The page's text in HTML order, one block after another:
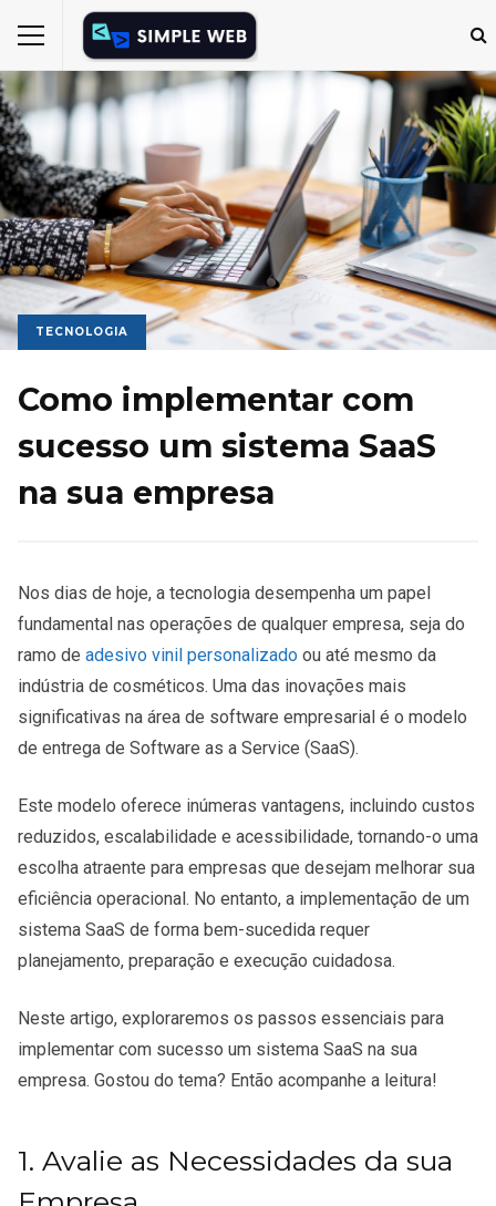
TECNOLOGIA
Como implementar com
sucesso um sistema SaaS
na sua empresa
Nos dias de hoje, a tecnologia desempenha um papel
fundamental nas operações de qualquer empresa, seja do
ramo de adesivo vinil personalizado ou até mesmo da
indústria de cosméticos. Uma das inovações mais
significativas na área de software empresarial é o modelo
de entrega de Software as a Service (SaaS).
Este modelo oferece inúmeras vantagens, incluindo custos
reduzidos, escalabilidade e acessibilidade, tornando-o uma
escolha atraente para empresas que desejam melhorar sua
eficiência operacional. No entanto, a implementação de um
sistema SaaS de forma bem-sucedida requer
planejamento, preparação e execução cuidadosa.
Neste artigo, exploraremos os passos essenciais para
implementar com sucesso um sistema SaaS na sua
empresa. Gostou do tema? Então acompanhe a leitura!
1. Avalie as Necessidades da sua